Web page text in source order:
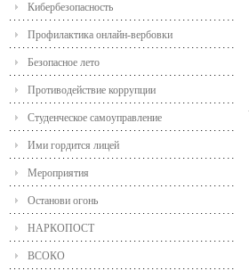
Кибербезопасность
Профилактика онлайн-вербовки
Безопасное лето
Противодействие коррупции
Студенческое самоуправление
Ими гордится лицей
Мероприятия
Останови огонь
НАРКОПОСТ
ВСОКО